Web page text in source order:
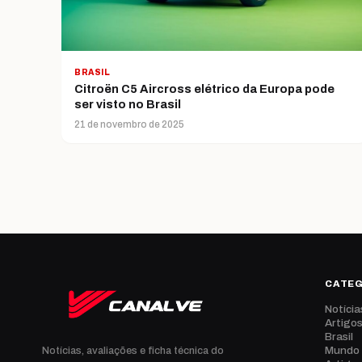
BRASIL
Citroën C5 Aircross elétrico da Europa pode
ser visto no Brasil
21 de novembro de 2025
Notícias, avaliações e ficha técnica do
Artigos
Brasil
Mundo